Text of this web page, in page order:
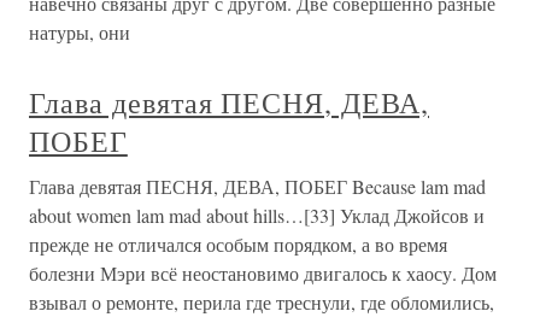
натуры, они
Глава девятая ПЕСНЯ, ДЕВА,
ПОБЕГ
Глава девятая ПЕСНЯ, ДЕВА, ПОБЕГ Because lam mad
about women lam mad about hills…[33] Уклад Джойсов и
прежде не отличался особым порядком, а во время
болезни Мэри всё неостановимо двигалось к хаосу. Дом
взывал о ремонте, перила где треснули, где обломились,